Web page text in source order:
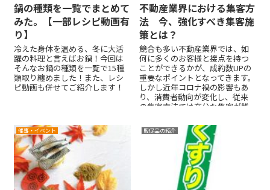
鍋の種類を一覧でまとめて
みた。【一部レシピ動画有
り】
冷えた身体を温める、冬に大活
躍の料理と言えばお鍋！今回は
そんなお鍋の種類を一覧で15種
類取り纏めました！また、レシ
ピ動画も併せてご紹介します！
不動産業界における集客方
法 今、強化すべき集客施
策とは？
競合も多い不動産業界では、如
何に多くのお客様と接点を持つ
ことができるかが、成約数UPの
重要なポイントとなってきます。
しかし近年コロナ禍の影響もあ
り、消費者動向が変化し、従来
の集客方法では充分な集客が難
本記事では、不動産業界におけ
る効果的な集客方法や、今、チ
カラを入れるべきポイントを事
例と共にご紹介します。
催事・イベント 販促品の紹介